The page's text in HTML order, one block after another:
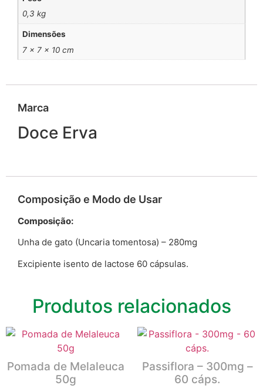
0,3 kg
Dimensões
7 × 7 × 10 cm
Marca
Doce Erva
Composição e Modo de Usar
Composição:
Unha de gato (Uncaria tomentosa) – 280mg
Excipiente isento de lactose 60 cápsulas.
Produtos relacionados
Pomada de Melaleuca
50g
Passiflora – 300mg –
60 cáps.